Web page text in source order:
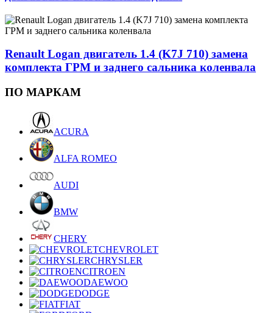
Renault Logan двигатель 1.4 (K7J 710) замена
комплекта ГРМ и заднего сальника коленвала
ПО МАРКАМ
ACURA
ALFA ROMEO
AUDI
BMW
CHERY
CHEVROLET
CHRYSLER
CITROEN
DAEWOO
DODGE
FIAT